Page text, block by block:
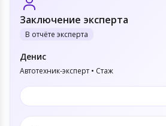
Заключение эксперта
В отчёте эксперта
Денис
Автотехник-эксперт • Стаж